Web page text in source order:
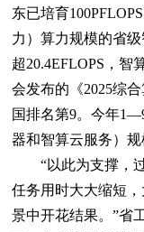
东已培育
力）算力规模的省
超20.4EFLOPS，智
会发布的《2025综
国排名第9。今年
器和智算云服务）规
“以此为支撑，过
任务用时大大缩短
景中开花结果。”省